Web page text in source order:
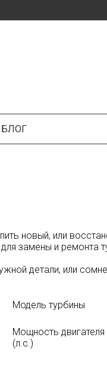
БЛОГ
новый, или
замены и ремонта
детали, или
Модель турбины
Мощность двигателя
(л.с.)